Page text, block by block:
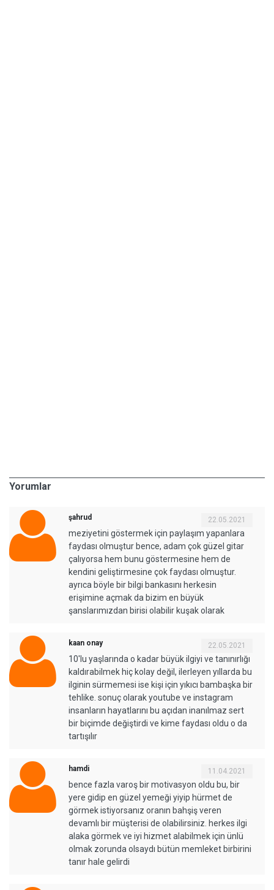
Yorumlar
şahrud 22.05.2021
meziyetini göstermek için paylaşım yapanlara
faydası olmuştur bence, adam çok güzel gitar
çalıyorsa hem bunu göstermesine hem de
kendini geliştirmesine çok faydası olmuştur.
ayrıca böyle bir bilgi bankasını herkesin
erişimine açmak da bizim en büyük
şanslarımızdan birisi olabilir kuşak olarak
kaan onay 22.05.2021
10'lu yaşlarında o kadar büyük ilgiyi ve tanınırlığı
kaldırabilmek hiç kolay değil, ilerleyen yıllarda bu
ilginin sürmemesi ise kişi için yıkıcı bambaşka bir
tehlike. sonuç olarak youtube ve instagram
insanların hayatlarını bu açıdan inanılmaz sert
bir biçimde değiştirdi ve kime faydası oldu o da
tartışılır
hamdi 11.04.2021
bence fazla varoş bir motivasyon oldu bu, bir
yere gidip en güzel yemeği yiyip hürmet de
görmek istiyorsanız oranın bahşiş veren
devamlı bir müşterisi de olabilirsiniz. herkes ilgi
alaka görmek ve iyi hizmet alabilmek için ünlü
olmak zorunda olsaydı bütün memleket birbirini
tanır hale gelirdi